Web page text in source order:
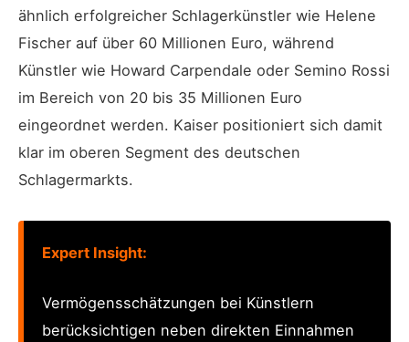
ähnlich erfolgreicher Schlagerkünstler wie Helene
Fischer auf über 60 Millionen Euro, während
Künstler wie Howard Carpendale oder Semino Rossi
im Bereich von 20 bis 35 Millionen Euro
eingeordnet werden. Kaiser positioniert sich damit
klar im oberen Segment des deutschen
Schlagermarkts.
Expert Insight:
Vermögensschätzungen bei Künstlern
berücksichtigen neben direkten Einnahmen